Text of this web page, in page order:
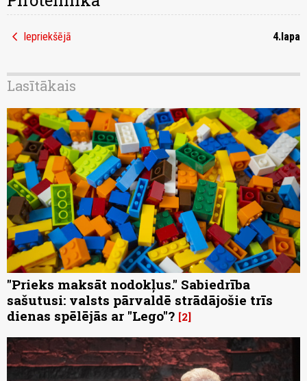
chevron_left Iepriekšējā 4.lapa
Lasītākais
"Prieks maksāt nodokļus." Sabiedrība
sašutusi: valsts pārvaldē strādājošie trīs
dienas spēlējās ar "Lego"? 2